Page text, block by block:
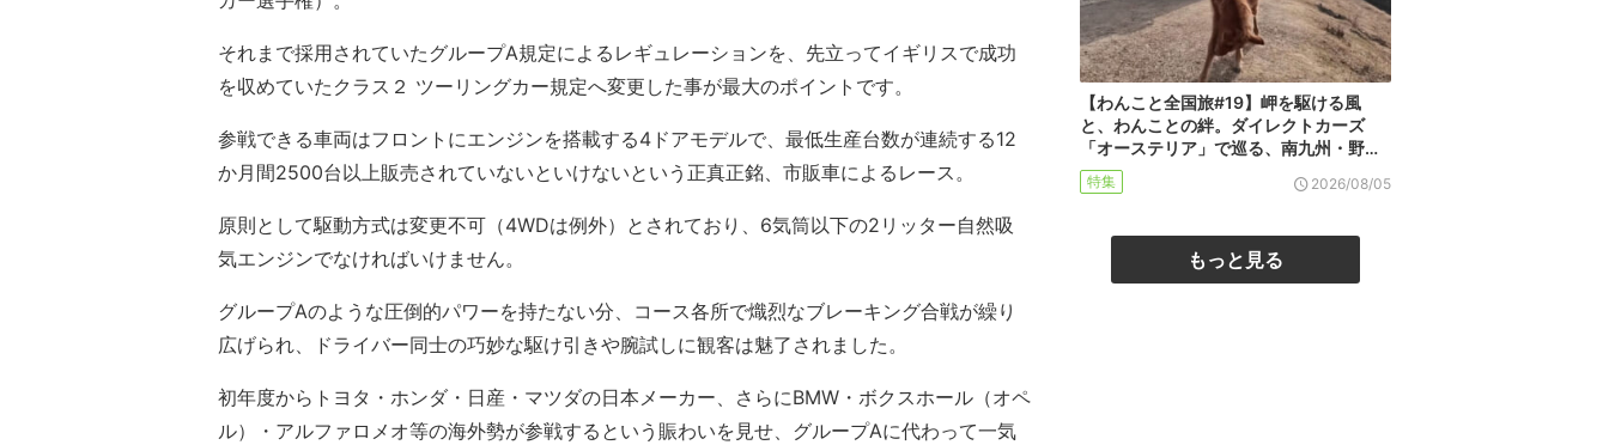
それまで採用されていたグループA規定によるレギュレーションを、先立ってイギリスで成功
を収めていたクラス２ ツーリングカー規定へ変更した事が最大のポイントです。
参戦できる車両はフロントにエンジンを搭載する4ドアモデルで、最低生産台数が連続する12
か月間2500台以上販売されていないといけないという正真正銘、市販車によるレース。
原則として駆動方式は変更不可（4WDは例外）とされており、6気筒以下の2リッター自然吸
気エンジンでなければいけません。
グループAのような圧倒的パワーを持たない分、コース各所で熾烈なブレーキング合戦が繰り
広げられ、ドライバー同士の巧妙な駆け引きや腕試しに観客は魅了されました。
初年度からトヨタ・ホンダ・日産・マツダの日本メーカー、さらにBMW・ボクスホール（オペ
ル）・アルファロメオ等の海外勢が参戦するという賑わいを見せ、グループAに代わって一気
【わんこと全国旅#19】岬を駆ける風
と、わんことの絆。ダイレクトカーズ
「オーステリア」で巡る、南九州・野…
特集 2026/08/05
もっと見る